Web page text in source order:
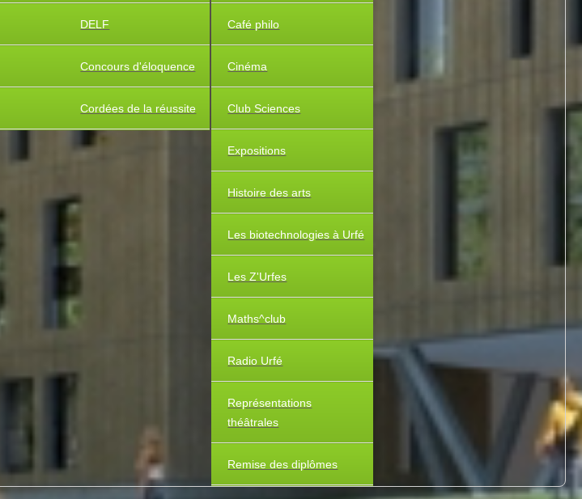
DELF
Concours d'éloquence
Cordées de la réussite
Café philo
Cinéma
Club Sciences
Expositions
Histoire des arts
Les biotechnologies à Urfé
Les Z'Urfes
Maths^club
Radio Urfé
Représentations
théâtrales
Remise des diplômes